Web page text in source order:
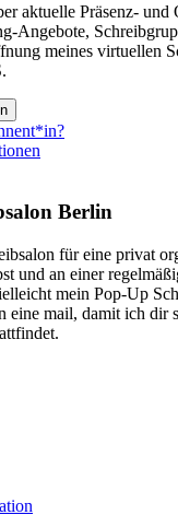
aktuelle Präsenz- und
Angebote,
meines virtuellen
Berlin
für eine privat
und an einer
mein Pop-Up
eine mail, damit ich dir